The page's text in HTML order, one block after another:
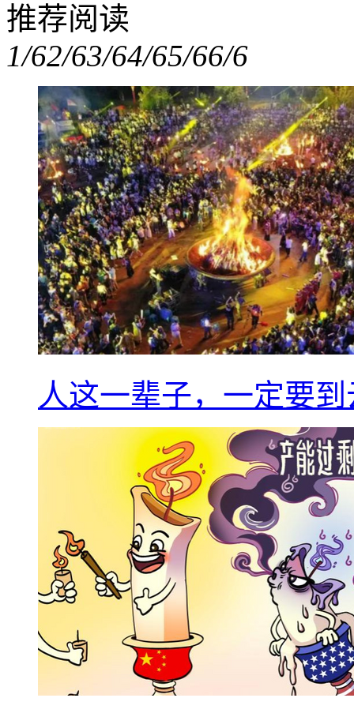
推荐阅读
1/62/63/64/65/66/6
人这一辈子，一定要